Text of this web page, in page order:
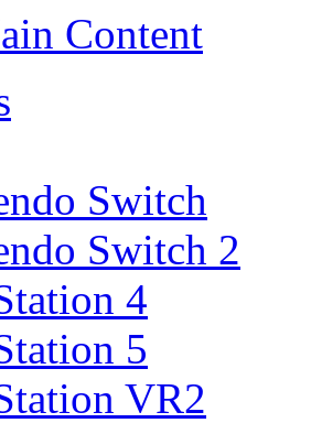
Content
Switch
Switch 2
4
5
VR2